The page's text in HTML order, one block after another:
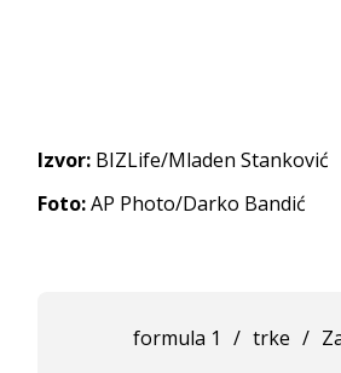
Izvor: BIZLife/Mladen Stanković
Foto:AP Photo/Darko Bandić
formula 1 / trke /